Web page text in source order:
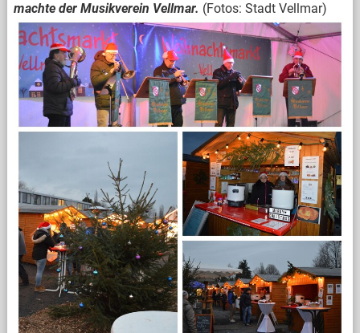
machte der Musikverein Vellmar. (Fotos: Stadt Vellmar)